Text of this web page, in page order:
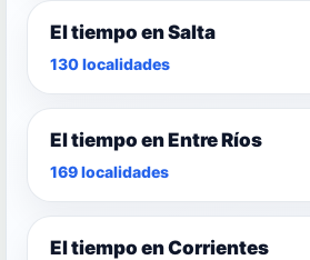
El tiempo en Salta
130 localidades
El tiempo en Entre Ríos
169 localidades
El tiempo en Corrientes